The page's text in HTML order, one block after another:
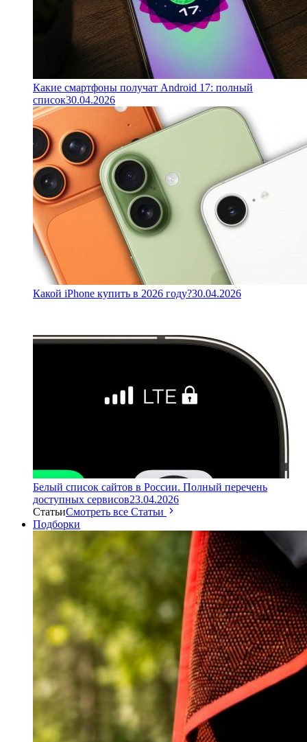
Какие смартфоны получат Android 17: полный
список30.04.2026
Какой iPhone купить в 2026 году?30.04.2026
Белый список сайтов в России. Полный перечень
доступных сервисов23.04.2026
СтатьиСмотреть все Статьи
Подборки